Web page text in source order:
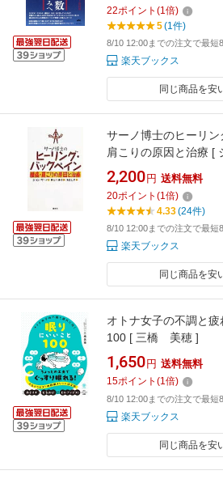
22ポイント (1倍)
5(1件)
8/10 12:00までの注文で最短
楽天ブックス
同じ商品を安
サーノ博士のヒーリン
肩こりの原因と治療 [
2,200 円 送料無料
20ポイント (1倍)
4.33(24件)
8/10 12:00までの注文で最短
楽天ブックス
同じ商品を安
オトナ女子の不調と
100 [ 三橋 美穂 ]
1,650 円 送料無料
15ポイント (1倍)
8/10 12:00までの注文で最短
楽天ブックス
同じ商品を安